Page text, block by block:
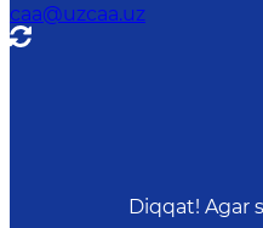
caa@uzcaa.uz
Diqqat! Agar